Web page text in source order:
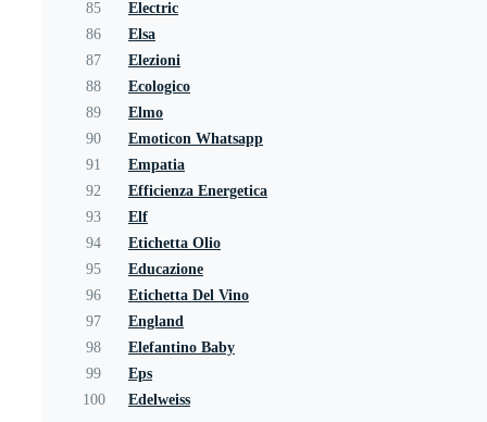
85
Electric
86
Elsa
87
Elezioni
88
Ecologico
89
Elmo
90
Emoticon Whatsapp
91
Empatia
92
Efficienza Energetica
93
Elf
94
Etichetta Olio
95
Educazione
96
Etichetta Del Vino
97
England
98
Elefantino Baby
99
Eps
100
Edelweiss